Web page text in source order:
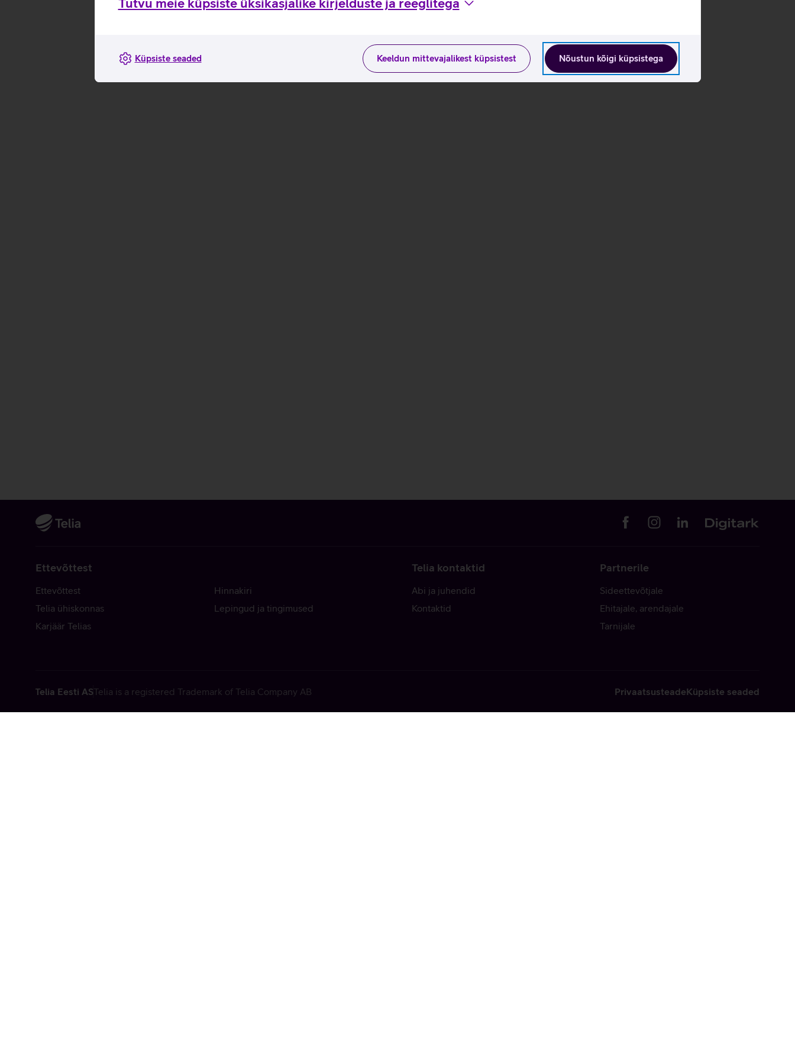
Nõustun kõigi küpsistega
Keeldun mittevajalikest küpsistest
Küpsiste seaded
Ettevõttest
Ettevõttest
Telia ühiskonnas
Karjäär Telias
Hinnakiri
Lepingud ja tingimused
Telia kontaktid
Abi ja juhendid
Kontaktid
Partnerile
Sideettevõtjale
Ehitajale, arendajale
Tarnijale
Telia Eesti ASTelia is a registered Trademark of Telia Company AB PrivaatsusteadeKüpsiste seaded